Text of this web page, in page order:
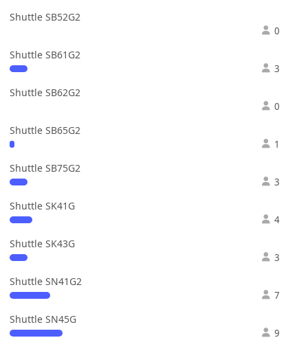
Shuttle SB52G2
0
Shuttle SB61G2
3
Shuttle SB62G2
0
Shuttle SB65G2
1
Shuttle SB75G2
3
Shuttle SK41G
4
Shuttle SK43G
3
Shuttle SN41G2
7
Shuttle SN45G
9